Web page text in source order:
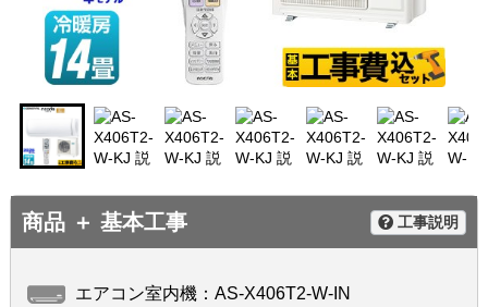
商品 ＋ 基本工事 工事説明
エアコン室内機：AS-X406T2-W-IN